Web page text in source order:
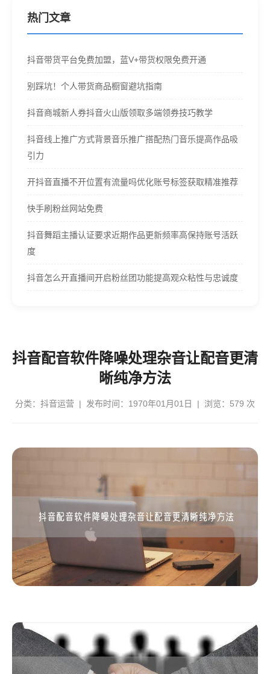
热门文章
抖音带货平台免费加盟，蓝V+带货权限免费开通
别踩坑！个人带货商品橱窗避坑指南
抖音商城新人券抖音火山版领取多端领券技巧教学
抖音线上推广方式背景音乐推广搭配热门音乐提高作品吸
引力
开抖音直播不开位置有流量吗优化账号标签获取精准推荐
快手刷粉丝网站免费
抖音舞蹈主播认证要求近期作品更新频率高保持账号活跃
度
抖音怎么开直播间开启粉丝团功能提高观众粘性与忠诚度
抖音配音软件降噪处理杂音让配音更清
晰纯净方法
分类： 抖音运营 | 发布时间：1970年01月01日 | 浏览：579 次